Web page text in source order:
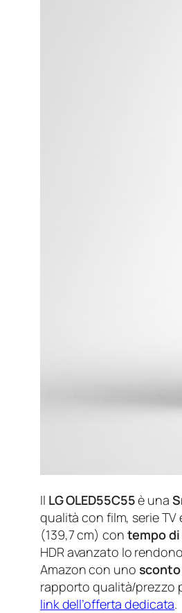
Il LG OLED55C55è una
qualità con film, serie
(139,7 cm) con tempo di
HDR avanzato lo
Amazon con uno sconto
rapporto qualità/prezzo
link dell’offerta dedicata.